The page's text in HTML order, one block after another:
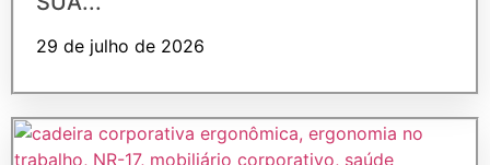
29 de julho de 2026